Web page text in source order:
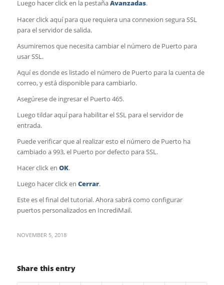
Luego hacer click en la pestañaAvanzadas.
Hacer click aquí para que requiera una connexion segura SSL
para el servidor de salida.
Asumiremos que necesita cambiar el número de Puerto para
usar SSL.
Aquí es donde es listado el número de Puerto para la cuenta de
correo, y está disponible para cambiarlo.
Asegúrese de ingresar el Puerto 465.
Luego tildar aquí para habilitar el SSL para el servidor de
entrada.
Puede verificar que al realizar esto el número de Puerto ha
cambiado a 993, el Puerto por defecto para SSL.
Hacer click en OK.
Luego hacer click en Cerrar.
Este es el final del tutorial. Ahora sabrá como configurar
puertos personalizados en IncrediMail.
NOVEMBER 5, 2018
Share this entry